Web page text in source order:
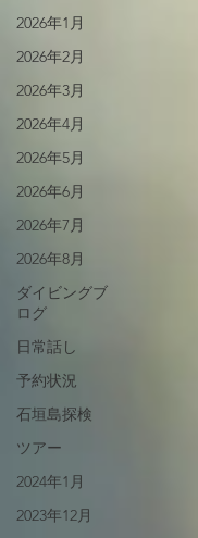
2026年1月
2026年2月
2026年3月
2026年4月
2026年5月
2026年6月
2026年7月
2026年8月
ダイビングブ
ログ
日常話し
予約状況
石垣島探検
ツアー
2024年1月
2023年12月